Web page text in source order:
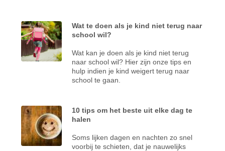
Wat te doen als je kind niet terug naar
school wil?
Wat kan je doen als je kind niet terug
naar school wil? Hier zijn onze tips en
hulp indien je kind weigert terug naar
school te gaan.
10 tips om het beste uit elke dag te
halen
Soms lijken dagen en nachten zo snel
voorbij te schieten, dat je nauwelijks